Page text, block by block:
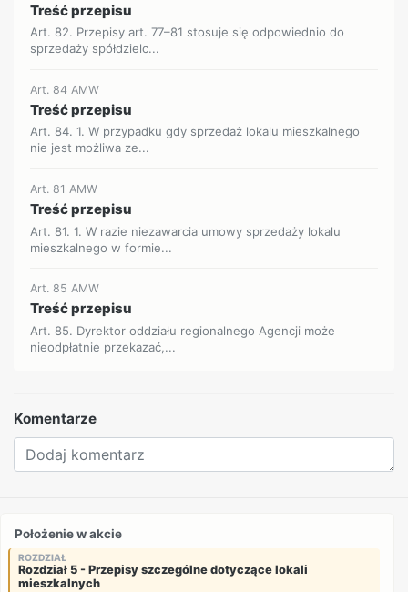
Treść przepisu
Art. 82. Przepisy art. 77–81 stosuje się odpowiednio do
sprzedaży spółdzielc...
Art. 84 AMW
Treść przepisu
Art. 84. 1. W przypadku gdy sprzedaż lokalu mieszkalnego
nie jest możliwa ze...
Art. 81 AMW
Treść przepisu
Art. 81. 1. W razie niezawarcia umowy sprzedaży lokalu
mieszkalnego w formie...
Art. 85 AMW
Treść przepisu
Art. 85. Dyrektor oddziału regionalnego Agencji może
nieodpłatnie przekazać,...
Komentarze
Położenie w akcie
ROZDZIAŁ
Rozdział 5 - Przepisy szczególne dotyczące lokali
mieszkalnych